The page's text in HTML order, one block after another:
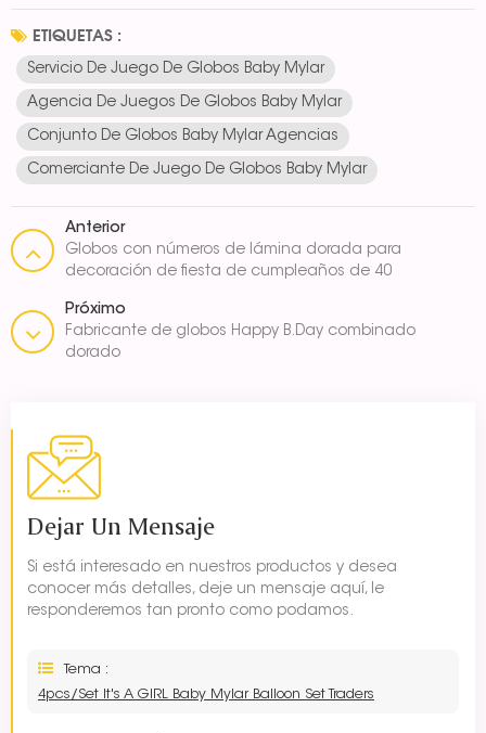
ETIQUETAS :
Servicio De Juego De Globos Baby Mylar
Agencia De Juegos De Globos Baby Mylar
Conjunto De Globos Baby Mylar Agencias
Comerciante De Juego De Globos Baby Mylar
Anterior
Globos con números de lámina dorada para
decoración de fiesta de cumpleaños de 40
Próximo
Fabricante de globos Happy B.Day combinado
dorado
Dejar Un Mensaje
Si está interesado en nuestros productos y desea
conocer más detalles, deje un mensaje aquí, le
responderemos tan pronto como podamos.
Tema :
4pcs/Set It's A GIRL Baby Mylar Balloon Set Traders